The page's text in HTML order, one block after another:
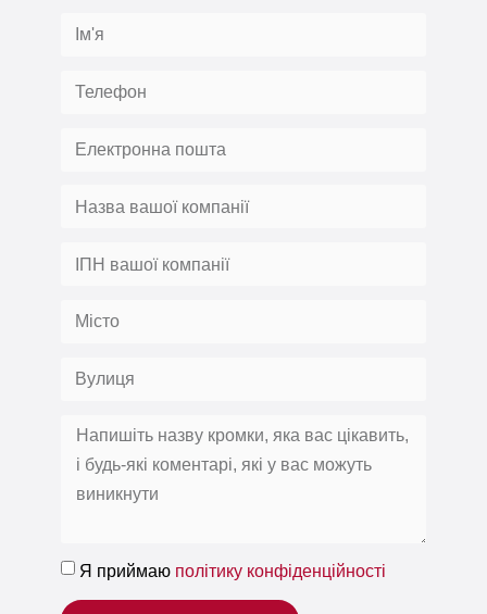
Я приймаю політику конфіденційності